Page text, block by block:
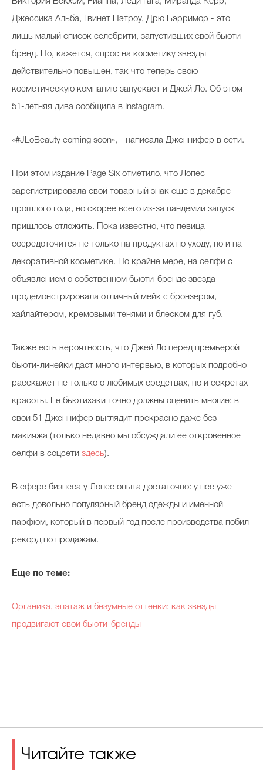
Джессика Альба, Гвинет Пэтроу, Дрю Бэрримор - это
лишь малый список селебрити, запустивших свой бьюти-
бренд. Но, кажется, спрос на косметику звезды
действительно повышен, так что теперь свою
косметическую компанию запускает и Джей Ло. Об этом
51-летняя дива сообщила в Instagram.
«#JLoBeauty coming soon», - написала Дженнифер в сети.
При этом издание Page Six отметило, что Лопес
зарегистрировала свой товарный знак еще в декабре
прошлого года, но скорее всего из-за пандемии запуск
пришлось отложить. Пока известно, что певица
сосредоточится не только на продуктах по уходу, но и на
декоративной косметике. По крайне мере, на селфи с
объявлением о собственном бьюти-бренде звезда
продемонстрировала отличный мейк с бронзером,
хайлайтером, кремовыми тенями и блеском для губ.
Также есть вероятность, что Джей Ло перед премьерой
бьюти-линейки даст много интервью, в которых подробно
расскажет не только о любимых средствах, но и секретах
красоты. Ее бьютихаки точно должны оценить многие: в
свои 51 Дженнифер выглядит прекрасно даже без
макияжа (только недавно мы обсуждали ее откровенное
селфи в соцсети здесь).
В сфере бизнеса у Лопес опыта достаточно: у нее уже
есть довольно популярный бренд одежды и именной
парфюм, который в первый год после производства побил
рекорд по продажам.
Еще по теме:
Органика, эпатаж и безумные оттенки: как звезды
продвигают свои бьюти-бренды
Читайте также